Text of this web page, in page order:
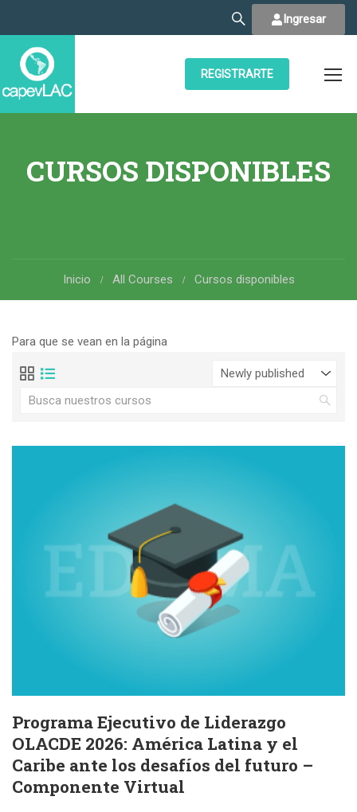
Ingresar
REGISTRARTE
CURSOS DISPONIBLES
Inicio All Courses Cursos disponibles
Para que se vean en la página
Programa Ejecutivo de Liderazgo
OLACDE 2026: América Latina y el
Caribe ante los desafíos del futuro –
Componente Virtual